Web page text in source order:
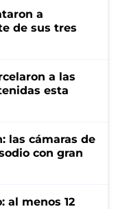
a
de sus tres
a las
esta
las cámaras de
con gran
al menos 12